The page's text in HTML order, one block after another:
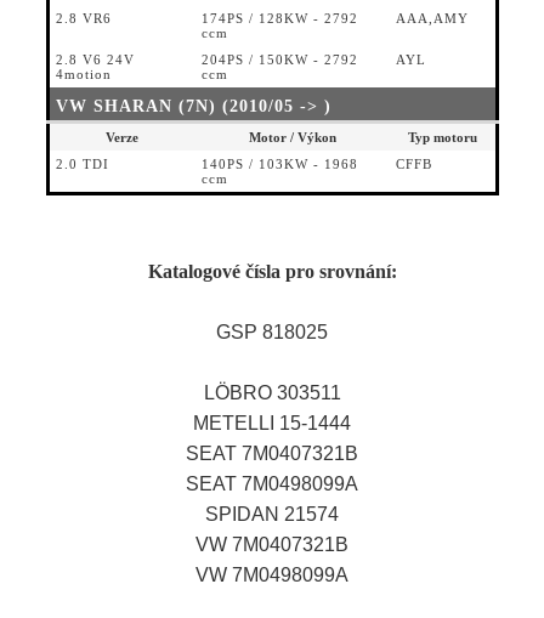
2.8 VR6
174PS / 128KW - 2792
ccm
AAA,AMY
2.8 V6 24V
4motion
204PS / 150KW - 2792
ccm
AYL
VW SHARAN (7N) (2010/05 -> )
Verze Motor / Výkon
Typ motoru
2.0 TDI
140PS / 103KW - 1968
ccm
CFFB
Katalogové čísla pro srovnání:
GSP 818025
LÖBRO 303511
METELLI 15-1444
SEAT 7M0407321B
SEAT 7M0498099A
SPIDAN 21574
VW 7M0407321B
VW 7M0498099A